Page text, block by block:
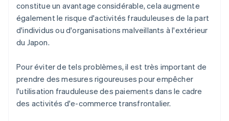
constitue un avantage considérable, cela augmente
également le risque d'activités frauduleuses de la part
d'individus ou d'organisations malveillants à l'extérieur
du Japon.
Pour éviter de tels problèmes, il est très important de
prendre des mesures rigoureuses pour empêcher
l'utilisation frauduleuse des paiements dans le cadre
des activités d'e-commerce transfrontalier.